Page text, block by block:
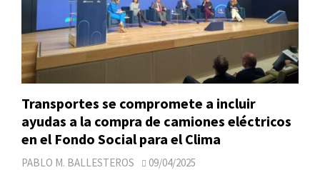
Transportes se compromete a incluir
ayudas a la compra de camiones eléctricos
en el Fondo Social para el Clima
PABLO M. BALLESTEROS 09/04/2025